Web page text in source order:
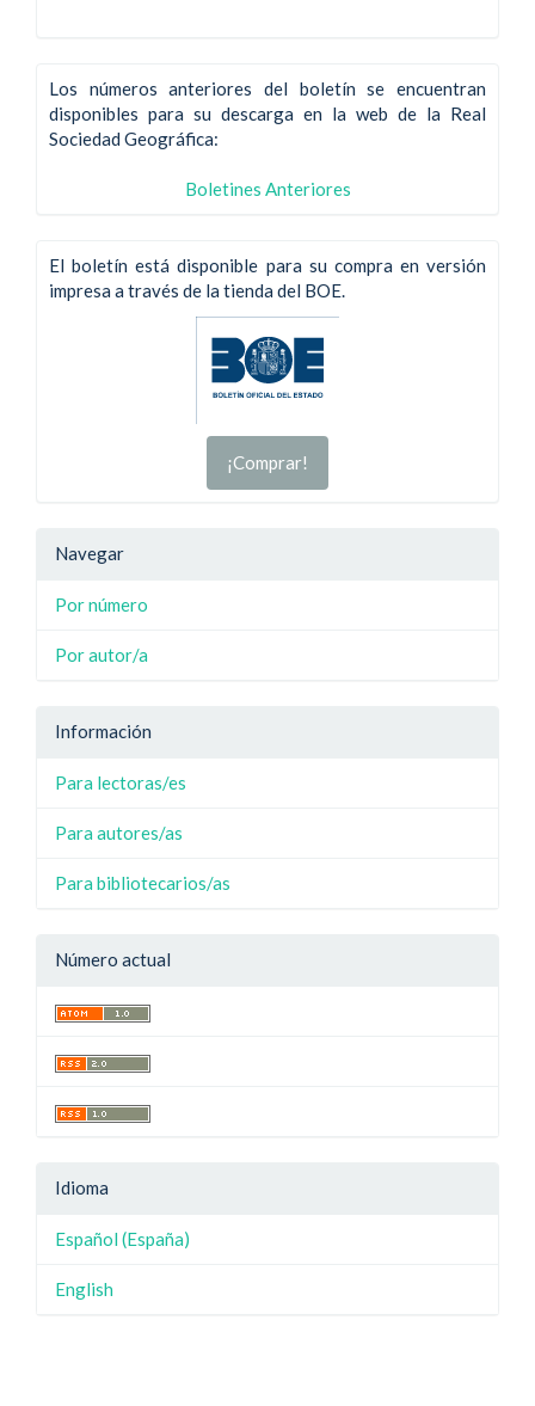
Los números anteriores del boletín se encuentran
disponibles para su descarga en la web de la Real
Sociedad Geográfica:
Boletines Anteriores
El boletín está disponible para su compra en versión
impresa a través de la tienda del BOE.
¡Comprar!
Navegar
Por número
Por autor/a
Información
Para lectoras/es
Para autores/as
Para bibliotecarios/as
Número actual
Idioma
Español (España)
English